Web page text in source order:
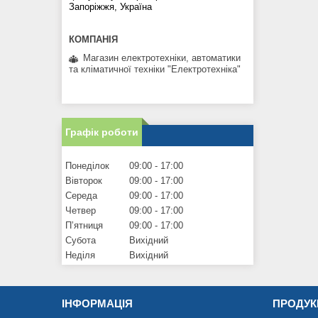
Запоріжжя, Україна
Магазин електротехніки, автоматики
та кліматичної техніки "Електротехніка"
Графік роботи
Понеділок 09:00
17:00
Вівторок
09:00
17:00
Середа
09:00
17:00
Четвер
09:00
17:00
Пʼятниця
09:00
17:00
Субота
Вихідний
Неділя
Вихідний
ІНФОРМАЦІЯ